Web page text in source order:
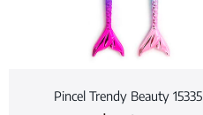
Pincel Trendy Beauty 15335